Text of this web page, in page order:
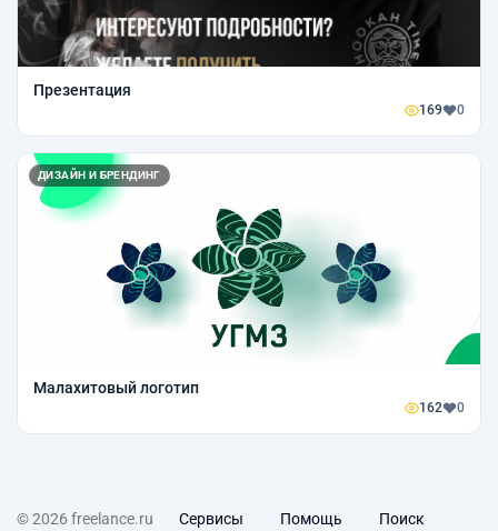
Презентация
169 0
ДИЗАЙН И БРЕНДИНГ
Малахитовый логотип
162 0
© 2026 freelance.ru Сервисы Помощь Поиск